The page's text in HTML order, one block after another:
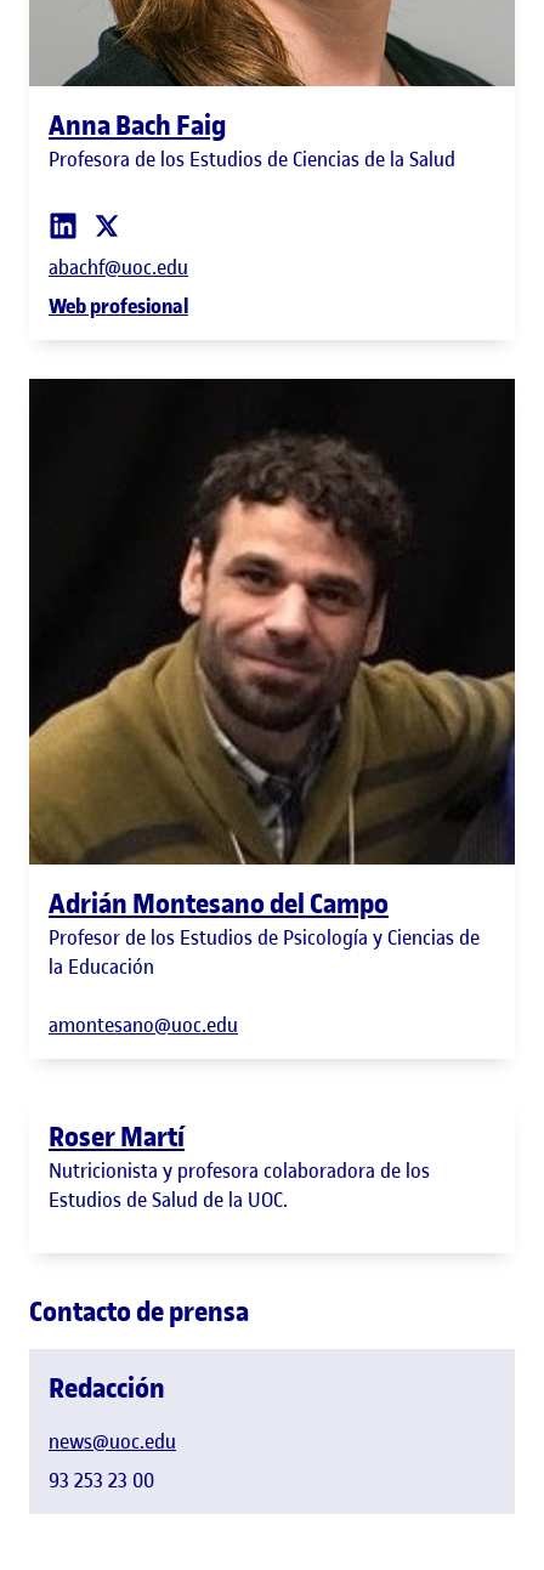
Anna Bach Faig
Profesora de los Estudios de Ciencias de la Salud
abachf@uoc.edu
Web profesional
Adrián Montesano del Campo
Profesor de los Estudios de Psicología y Ciencias de
la Educación
amontesano@uoc.edu
Roser Martí
Nutricionista y profesora colaboradora de los
Estudios de Salud de la UOC.
Contacto de prensa
Redacción
news@uoc.edu
93 253 23 00